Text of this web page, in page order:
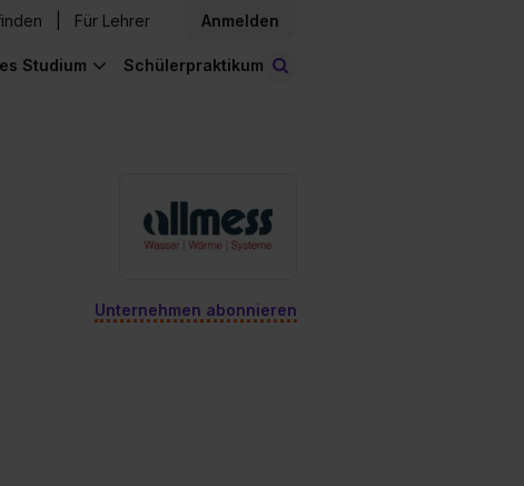
Für Lehrer Anmelden
Studium Schülerpraktikum
Unternehmen abonnieren